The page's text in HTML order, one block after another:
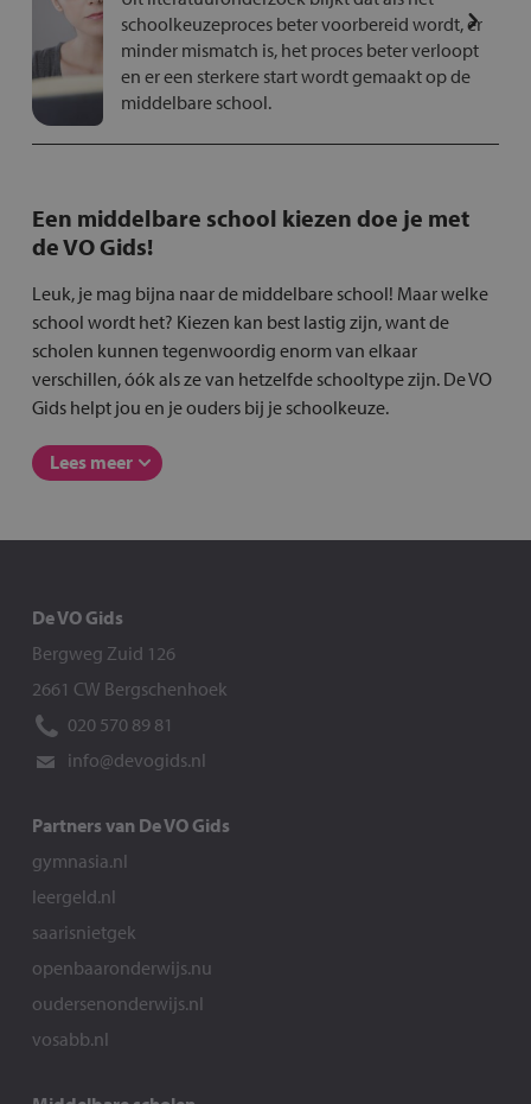
schoolkeuzeproces beter voorbereid wordt, er
minder mismatch is, het proces beter verloopt
en er een sterkere start wordt gemaakt op de
middelbare school.
Een middelbare school kiezen doe je met
de VO Gids!
Leuk, je mag bijna naar de middelbare school! Maar welke
school wordt het? Kiezen kan best lastig zijn, want de
scholen kunnen tegenwoordig enorm van elkaar
verschillen, óók als ze van hetzelfde schooltype zijn. De VO
Gids helpt jou en je ouders bij je schoolkeuze.
Lees meer
De VO Gids
Bergweg Zuid 126
2661 CW Bergschenhoek
020 570 89 81
info@devogids.nl
Partners van De VO Gids
gymnasia.nl
leergeld.nl
saarisnietgek
openbaaronderwijs.nu
oudersenonderwijs.nl
vosabb.nl